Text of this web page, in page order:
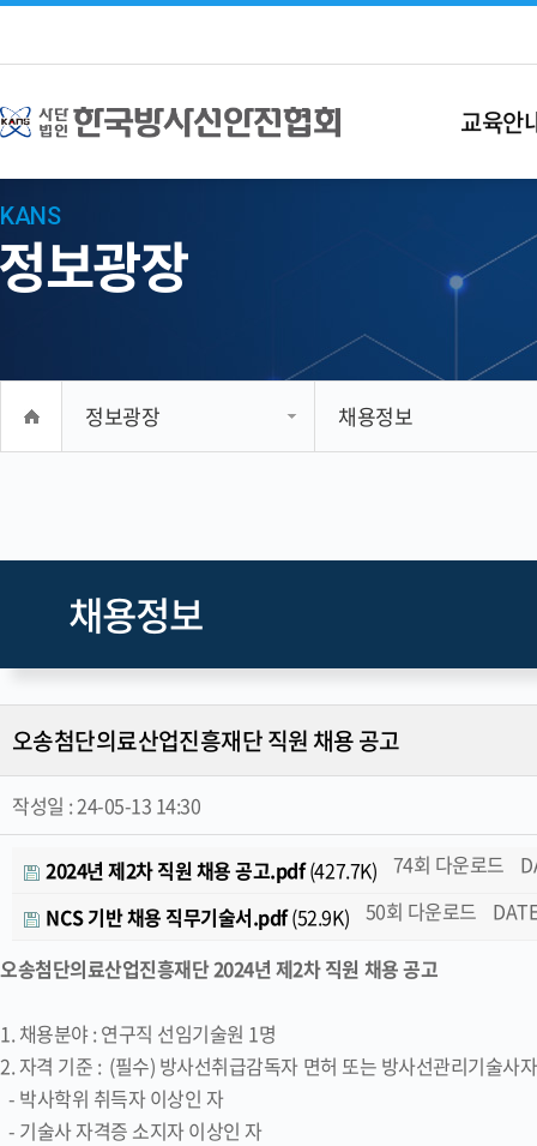
교육안
KANS
보광장
정보광장 채용정보
채용정보
오송첨단의료산업진흥재단 직원 채용 공고
작성일 :24-05-13 14:30
2024년 제2차 직원 채용 공고.pdf(427.7K) 74회 다운로드
NCS 기반 채용 직무기술서.pdf(52.9K) 50회 다운로드
오송첨단의료산업진흥재단 2024년 제2차 직원 채용 공고
1. 채용분야 : 연구직 선임기술원 1명
2. 자격 기준 : (필수) 방사선취급감독자 면허 또는 방사선관리기술사
- 박사학위 취득자 이상인 자
- 기술사 자격증 소지자 이상인 자